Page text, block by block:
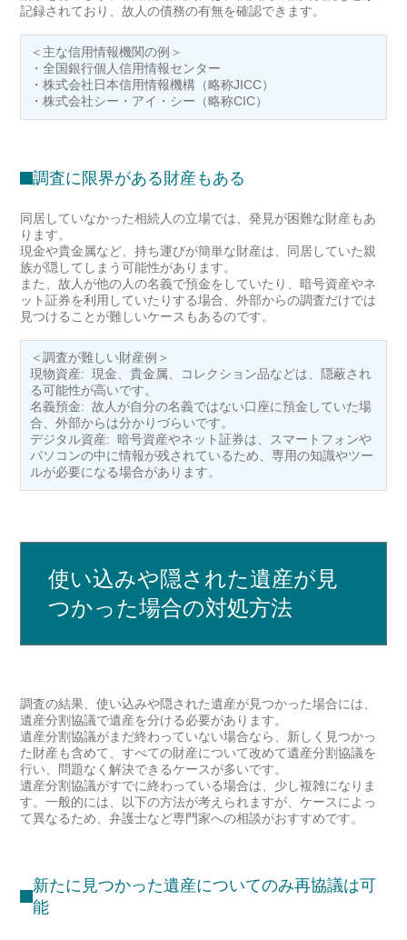
記録されており、故人の債務の有無を確認できます。
＜主な信用情報機関の例＞
・全国銀行個人信用情報センター
・株式会社日本信用情報機構（略称JICC）
・株式会社シー・アイ・シー（略称CIC）
調査に限界がある財産もある
同居していなかった相続人の立場では、発見が困難な財産もあ
ります。
現金や貴金属など、持ち運びが簡単な財産は、同居していた親
族が隠してしまう可能性があります。
また、故人が他の人の名義で預金をしていたり、暗号資産やネ
ット証券を利用していたりする場合、外部からの調査だけでは
見つけることが難しいケースもあるのです。
＜調査が難しい財産例＞
現物資産: 現金、貴金属、コレクション品などは、隠蔽され
る可能性が高いです。
名義預金: 故人が自分の名義ではない口座に預金していた場
合、外部からは分かりづらいです。
デジタル資産: 暗号資産やネット証券は、スマートフォンや
パソコンの中に情報が残されているため、専用の知識やツー
ルが必要になる場合があります。
使い込みや隠された遺産が見
つかった場合の対処方法
調査の結果、使い込みや隠された遺産が見つかった場合には、
遺産分割協議で遺産を分ける必要があります。
遺産分割協議がまだ終わっていない場合なら、新しく見つかっ
た財産も含めて、すべての財産について改めて遺産分割協議を
行い、問題なく解決できるケースが多いです。
遺産分割協議がすでに終わっている場合は、少し複雑になりま
す。一般的には、以下の方法が考えられますが、ケースによっ
て異なるため、弁護士など専門家への相談がおすすめです。
新たに見つかった遺産についてのみ再協議は可
能